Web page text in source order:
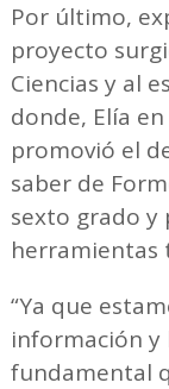
Por último,
proyecto
Ciencias y al
donde, Elía
promovió el
saber de
sexto grado y
herramientas
“Ya que
información y
fundamental